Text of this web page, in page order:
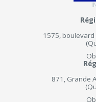
1575, boulevard
871, Grande